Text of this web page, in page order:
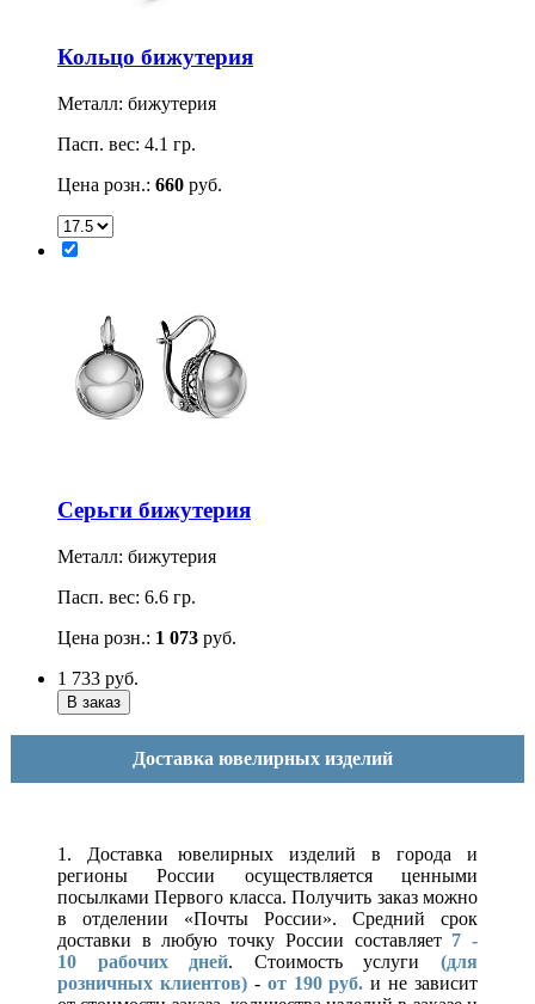
Кольцо бижутерия
Металл: бижутерия
Пасп. вес: 4.1 гр.
Цена розн.: 660 руб.
Серьги бижутерия
Металл: бижутерия
Пасп. вес: 6.6 гр.
Цена розн.: 1 073 руб.
1 733 руб.
Доставка ювелирных изделий
1. Доставка ювелирных изделий в города и
регионы России осуществляется ценными
посылками Первого класса. Получить заказ можно
в отделении «Почты России». Средний срок
доставки в любую точку России составляет 7 -
10 рабочих дней. Стоимость услуги(для
розничных клиентов)- от 190 руб. и не зависит